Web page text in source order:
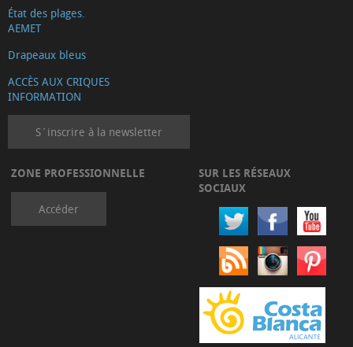
État des plages.
AEMET
Drapeaux bleus
ACCÈS AUX CRIQUES
INFORMATION
S´inscrire à la newsletter
ZONE PROFESSIONNELLE
Accéder
SUR LES RÉSEAUX
SOCIAUX